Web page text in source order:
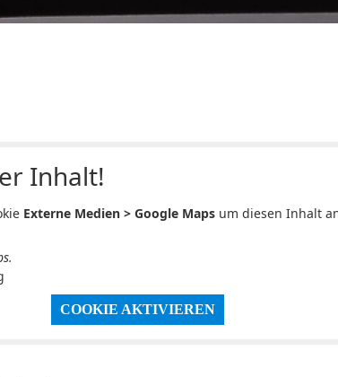
Inhalt!
Externe Medien > Google Maps um diesen Inhalt
COOKIE AKTIVIEREN